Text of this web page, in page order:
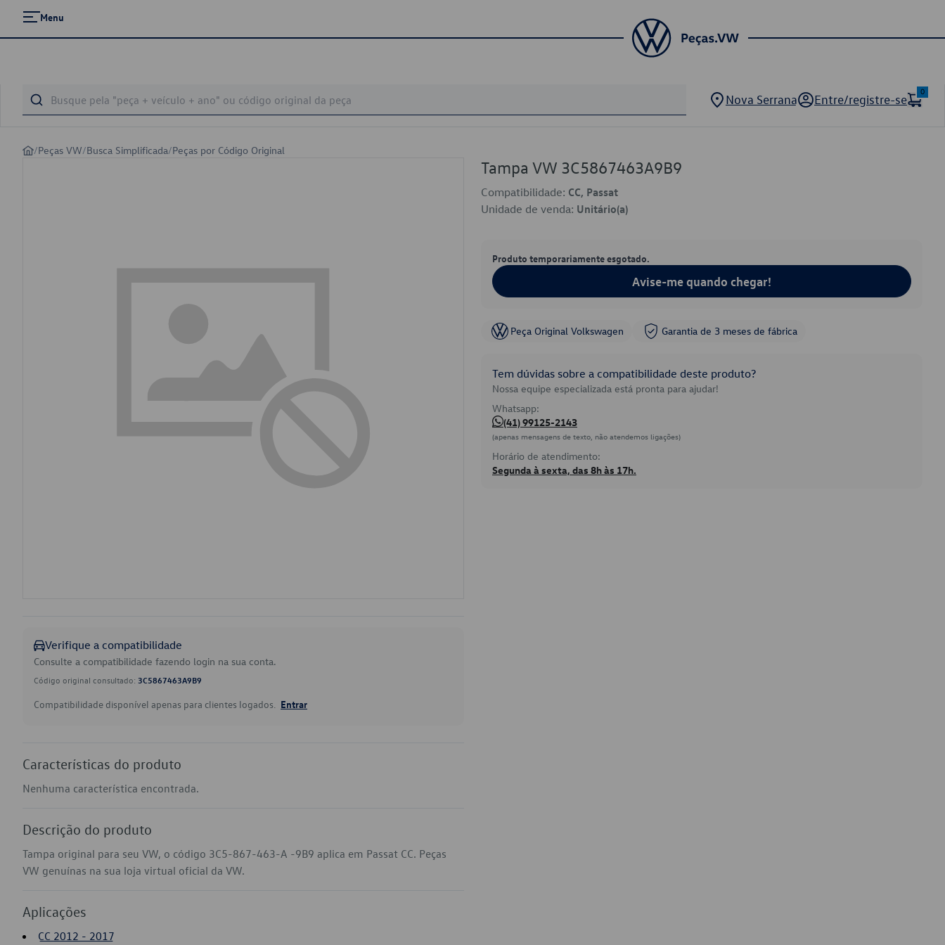
Menu
Nova Serrana Entre/registre-se
0
/Peças VW/Busca Simplificada/Peças por Código Original
Verifique a compatibilidade
Consulte a compatibilidade fazendo login na sua conta.
Código original consultado: 3C5867463A9B9
Compatibilidade disponível apenas para clientes logados. Entrar
Características do produto
Nenhuma característica encontrada.
Descrição do produto
Tampa original para seu VW, o código 3C5-867-463-A -9B9 aplica em Passat CC. Peças
VW genuínas na sua loja virtual oficial da VW.
Aplicações
CC 2012 - 2017
Tampa VW 3C5867463A9B9
Compatibilidade: CC, Passat
Unidade de venda: Unitário(a)
Produto temporariamente esgotado.
Avise-me quando chegar!
Peça Original Volkswagen Garantia de 3 meses de fábrica
Tem dúvidas sobre a compatibilidade deste produto?
Nossa equipe especializada está pronta para ajudar!
Whatsapp:
(41) 99125-2143
(apenas mensagens de texto, não atendemos ligações)
Horário de atendimento:
Segunda à sexta, das 8h às 17h.